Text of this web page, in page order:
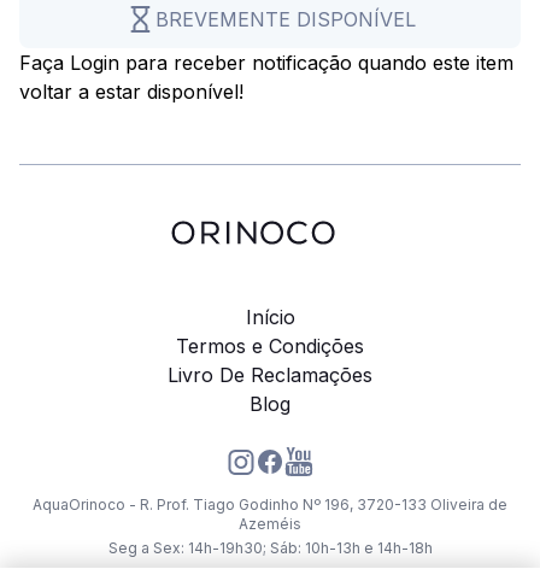
BREVEMENTE DISPONÍVEL
Faça Login para receber notificação quando este item
voltar a estar disponível!
Início
Termos e Condições
Livro De Reclamações
Blog
AquaOrinoco - R. Prof. Tiago Godinho Nº 196, 3720-133 Oliveira de
Azeméis
Seg a Sex: 14h-19h30; Sáb: 10h-13h e 14h-18h